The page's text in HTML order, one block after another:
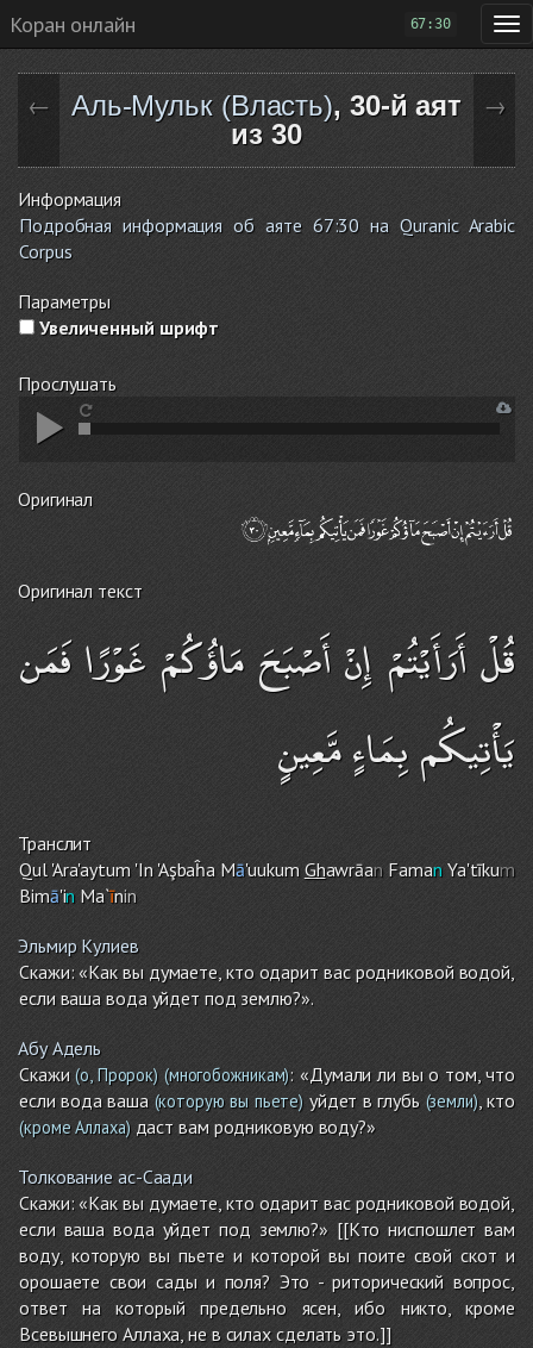
Коран онлайн 67:30
← Аль-Мульк (Власть), 30-й аят
из 30
→
Информация
Подробная информация об аяте 67:30 на Quranic Arabic
Corpus
Параметры
Увеличенный шрифт
Прослушать
Оригинал
Оригинал текст
قُلْ أَرَأَيْتُمْ إِنْ أَصْبَحَ مَاؤُكُمْ غَوْرًا فَمَن
يَأْتِيكُم بِمَاءٍ مَّعِينٍ
Транслит
Qul 'Ara'aytum'In 'Aşbaĥa Mā'uukum GhawrāanFamanYa'tīkum
Bimā'in Ma`īnin
Эльмир Кулиев
Скажи: «Как вы думаете, кто одарит вас родниковой водой,
если ваша вода уйдет под землю?».
Абу Адель
Скажи(о, Пророк) (многобожникам): «Думали ли вы о том, что
если вода ваша (которую вы пьете) уйдет в глубь(земли), кто
(кроме Аллаха)даст вам родниковую воду?»
Толкование ас-Саади
Скажи: «Как вы думаете, кто одарит вас родниковой водой,
если ваша вода уйдет под землю?» [[Кто ниспошлет вам
воду, которую вы пьете и которой вы поите свой скот и
орошаете свои сады и поля? Это - риторический вопрос,
ответ на который предельно ясен, ибо никто, кроме
Всевышнего Аллаха, не в силах сделать это.]]